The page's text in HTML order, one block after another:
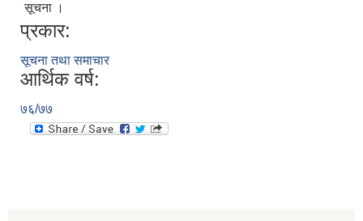
सूचना ।
प्रकार:
सूचना तथा समाचार
आर्थिक वर्ष:
७६/७७